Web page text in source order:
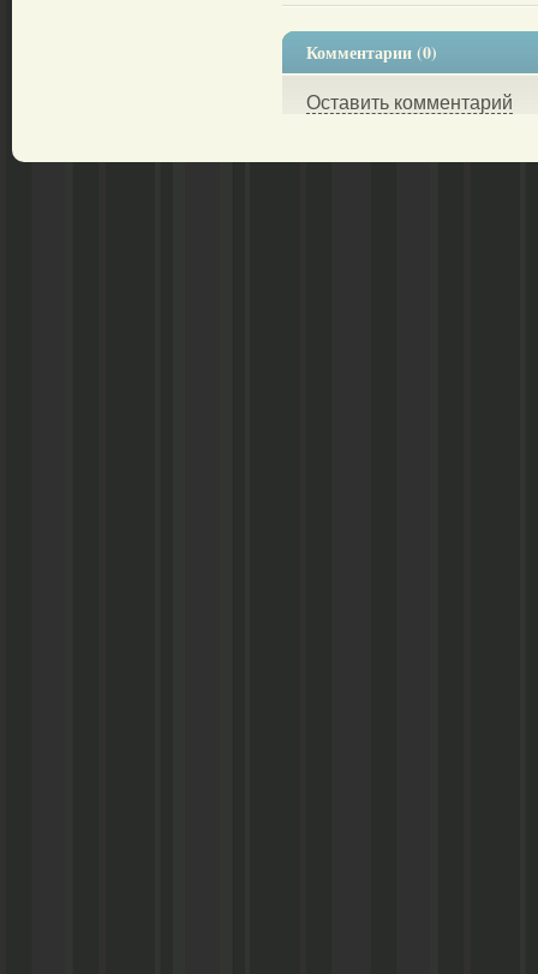
Комментарии (0)
Оставить комментарий